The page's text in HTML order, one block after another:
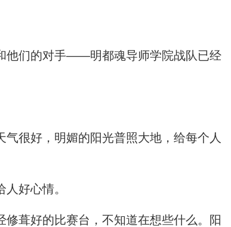
他们的对手——明都魂导师学院战队已经
很好，明媚的阳光普照大地，给每个人
好心情。
葺好的比赛台，不知道在想些什么。阳